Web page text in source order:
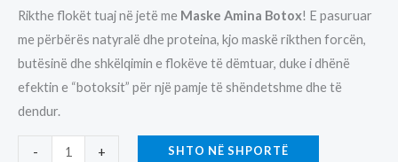
price
was:
€9.90.
price
is:
€8.00.
Rikthe flokët tuaj në jetë me Maske Amina Botox! E pasuruar
me përbërës natyralë dhe proteina, kjo maskë rikthen forcën,
butësinë dhe shkëlqimin e flokëve të dëmtuar, duke i dhënë
efektin e “botoksit” për një pamje të shëndetshme dhe të
dendur.
- + SHTO NË SHPORTË